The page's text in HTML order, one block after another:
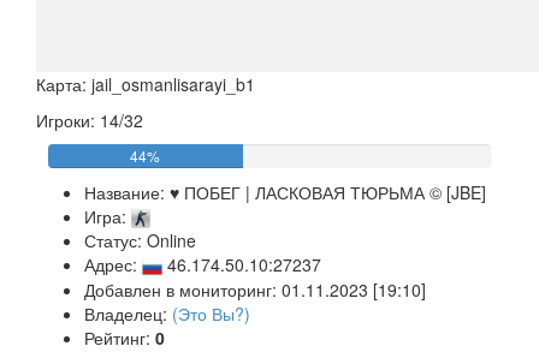
Карта: jail_osmanlisarayi_b1
Игроки: 14/32
44%
Название: ♥ ПОБЕГ | ЛАСКОВАЯ ТЮРЬМА © [JBE]
Игра:
Статус: Online
Адрес:
46.174.50.10:27237
Добавлен в мониторинг: 01.11.2023 [19:10]
Владелец: (Это Вы?)
Рейтинг: 0